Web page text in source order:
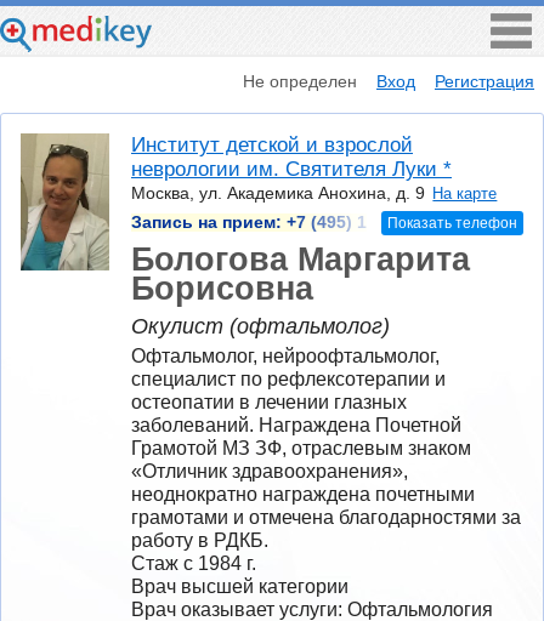
Не определен Вход Регистрация
Институт детской и взрослой
неврологии им. Святителя Луки *
Москва, ул. Академика Анохина, д. 9 На карте
Запись на прием: +7 (495) 1 Показать телефон
Бологова Маргарита
Борисовна
Окулист (офтальмолог)
Офтальмолог, нейроофтальмолог,
специалист по рефлексотерапии и
остеопатии в лечении глазных
заболеваний. Награждена Почетной
Грамотой МЗ ЗФ, отраслевым знаком
«Отличник здравоохранения»,
неоднократно награждена почетными
грамотами и отмечена благодарностями за
работу в РДКБ.
Стаж с 1984 г.
Врач высшей категории
Врач оказывает услуги: Офтальмология